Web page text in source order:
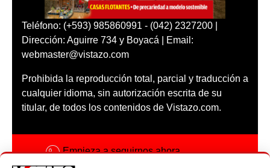
Teléfono: (+593) 985860991 - (042) 2327200 |
Dirección: Aguirre 734 y Boyacá | Email:
webmaster@vistazo.com
Prohibida la reproducción total, parcial y traducción a
cualquier idioma, sin autorización escrita de su
titular, de todos los contenidos de Vistazo.com.
Empieza a seguirnos ahora